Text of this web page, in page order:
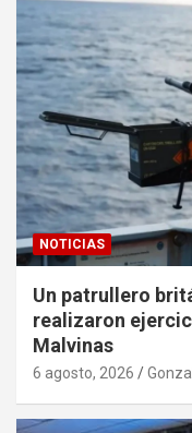
NOTICIAS
Un patrullero
realizaron
Malvinas
6 agosto, 2026